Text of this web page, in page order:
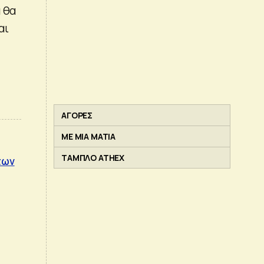
θα
ΑΓΟΡΕΣ
ΜΕ ΜΙΑ ΜΑΤΙΑ
ΤΑΜΠΛΟ ATHEX